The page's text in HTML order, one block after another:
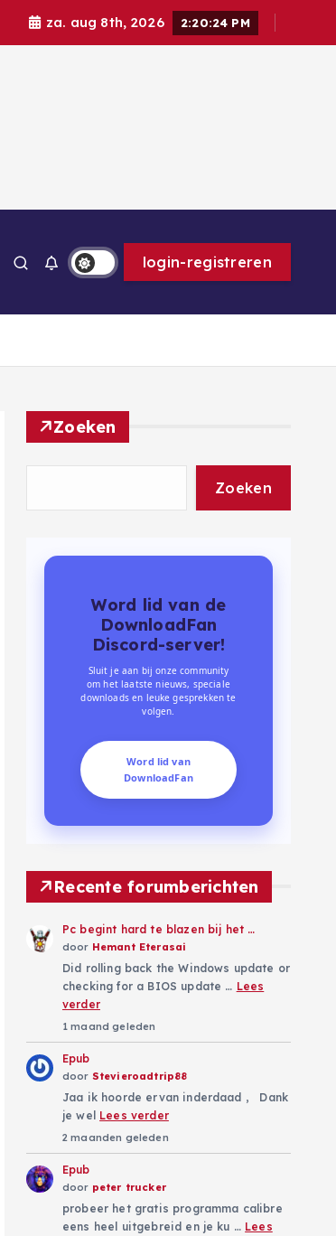
za. aug 8th, 2026 2:20:26 PM
login-registreren
Zoeken
Zoeken
Word lid van de
DownloadFan
Discord-server!
Sluit je aan bij onze community
om het laatste nieuws, speciale
downloads en leuke gesprekken te
volgen.
Word lid van
DownloadFan
Recente forumberichten
Pc begint hard te blazen bij het …
door Hemant Eterasai
Did rolling back the Windows update or
checking for a BIOS update … Lees
verder
1 maand geleden
Epub
door Stevieroadtrip88
Jaa ik hoorde ervan inderdaad , Dank
je wel Lees verder
2 maanden geleden
Epub
door peter trucker
probeer het gratis programma calibre
eens heel uitgebreid en je ku … Lees